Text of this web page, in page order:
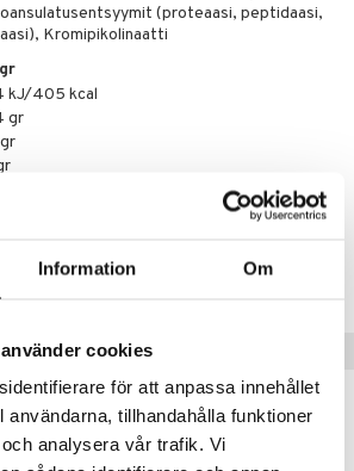
Information Om
cookies
för att anpassa innehållet
användarna, tillhandahålla funktioner
analysera vår trafik. Vi
(proteaasi, peptidaasi,
Kromipikolinaatti
kJ/405 kcal
gr
Suositut tuotteet